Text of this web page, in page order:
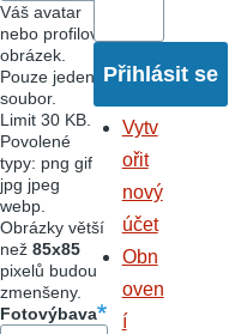
Váš avatar
nebo profilový
obrázek.
Pouze jeden
soubor.
Limit 30 KB.
Povolené
typy: png gif
jpg jpeg
webp.
Obrázky větší
než 85x85
pixelů budou
zmenšeny.
Fotovýbava
Vytv
ořit
nový
účet
Obn
oven
í